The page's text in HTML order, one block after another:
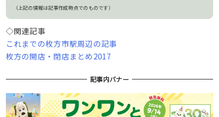
（上記の情報は記事作成時点でのものです）
◇関連記事
これまでの枚方市駅周辺の記事
枚方の開店・閉店まとめ2017
記事内バナー